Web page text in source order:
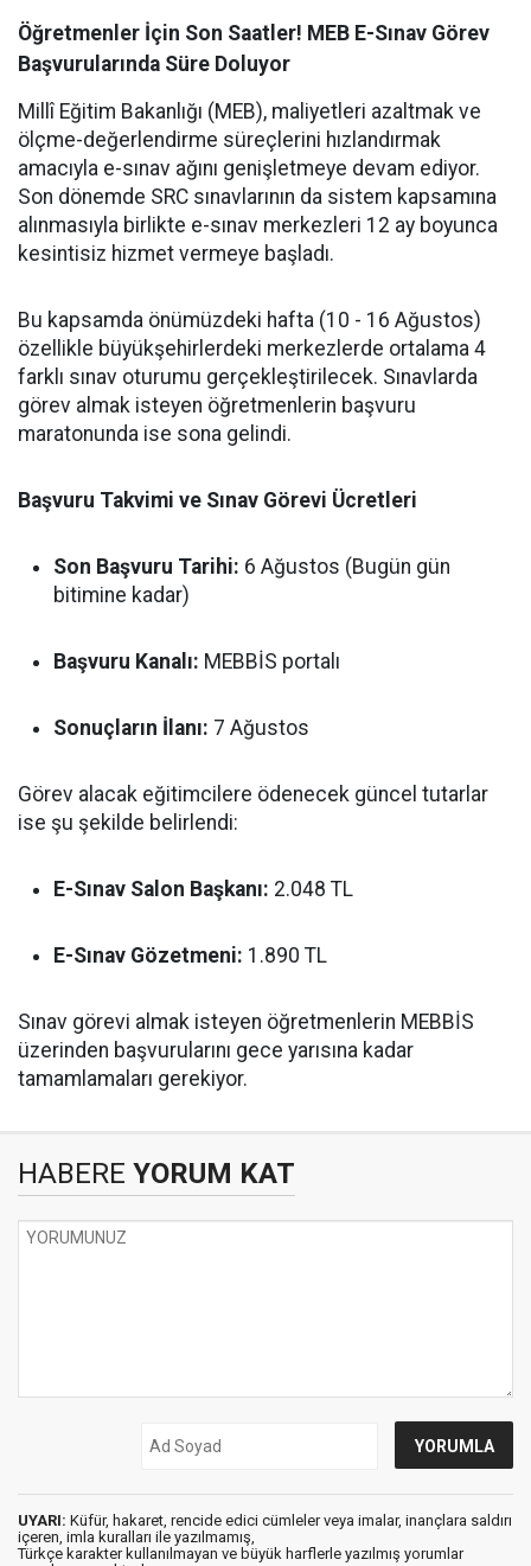
Öğretmenler İçin Son Saatler! MEB E-Sınav Görev
Başvurularında Süre Doluyor
Millî Eğitim Bakanlığı (MEB), maliyetleri azaltmak ve
ölçme-değerlendirme süreçlerini hızlandırmak
amacıyla e-sınav ağını genişletmeye devam ediyor.
Son dönemde SRC sınavlarının da sistem kapsamına
alınmasıyla birlikte e-sınav merkezleri 12 ay boyunca
kesintisiz hizmet vermeye başladı.
Bu kapsamda önümüzdeki hafta (10 - 16 Ağustos)
özellikle büyükşehirlerdeki merkezlerde ortalama 4
farklı sınav oturumu gerçekleştirilecek. Sınavlarda
görev almak isteyen öğretmenlerin başvuru
maratonunda ise sona gelindi.
Başvuru Takvimi ve Sınav Görevi Ücretleri
Son Başvuru Tarihi: 6 Ağustos (Bugün gün
bitimine kadar)
Başvuru Kanalı: MEBBİS portalı
Sonuçların İlanı: 7 Ağustos
Görev alacak eğitimcilere ödenecek güncel tutarlar
ise şu şekilde belirlendi:
E-Sınav Salon Başkanı: 2.048 TL
E-Sınav Gözetmeni: 1.890 TL
Sınav görevi almak isteyen öğretmenlerin MEBBİS
üzerinden başvurularını gece yarısına kadar
tamamlamaları gerekiyor.
HABERE YORUM KAT
UYARI: Küfür, hakaret, rencide edici cümleler veya imalar, inançlara saldırı
içeren, imla kuralları ile yazılmamış,
Türkçe karakter kullanılmayan ve büyük harflerle yazılmış yorumlar